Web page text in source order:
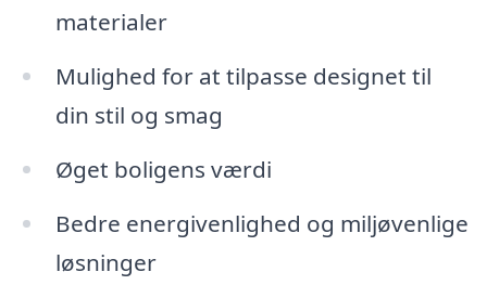
materialer
Mulighed for at tilpasse designet til
din stil og smag
Øget boligens værdi
Bedre energivenlighed og miljøvenlige
løsninger